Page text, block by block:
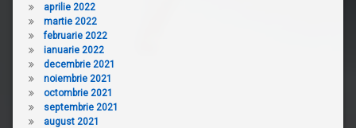
aprilie 2022
martie 2022
februarie 2022
ianuarie 2022
decembrie 2021
noiembrie 2021
octombrie 2021
septembrie 2021
august 2021